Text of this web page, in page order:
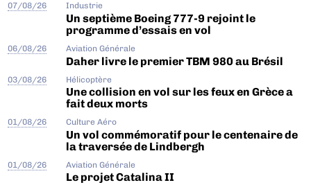
07/08/26 Industrie
Un septième Boeing 777-9 rejoint le
programme d’essais en vol
06/08/26 Aviation Générale
Daher livre le premier TBM 980 au Brésil
03/08/26 Hélicoptère
Une collision en vol sur les feux en Grèce a
fait deux morts
01/08/26 Culture Aéro
Un vol commémoratif pour le centenaire de
la traversée de Lindbergh
01/08/26 Aviation Générale
Le projet Catalina II